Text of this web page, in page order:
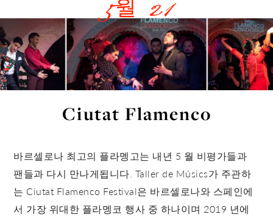
5월 21
Ciutat Flamenco
바르셀로나 최고의 플라멩고는 내년 5 월 비평가들과
팬들과 다시 만나게됩니다. Taller de Músics가 주관하
는 Ciutat Flamenco Festival은 바르셀로나와 스페인에
서 가장 위대한 플라멩코 행사 중 하나이며 2019 년에